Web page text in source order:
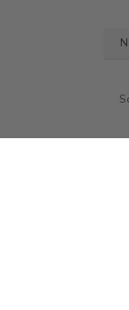
L PLUS - Miloslav